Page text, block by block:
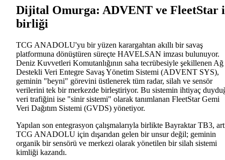
Dijital Omurga: ADVENT ve FleetStar
birliği
TCG ANADOLU'yu bir yüzen karargahtan akıllı bir savaş
platformuna dönüştüren süreçte HAVELSAN imzası bulunuyor.
Deniz Kuvvetleri Komutanlığının saha tecrübesiyle şekillenen Ağ
Destekli Veri Entegre Savaş Yönetim Sistemi (ADVENT SYS),
geminin "beyni" görevini üstlenerek tüm radar, silah ve sensör
verilerini tek bir merkezde birleştiriyor. Bu sistemin ihtiyaç
veri trafiğini ise "sinir sistemi" olarak tanımlanan FleetStar Gemi
Veri Dağıtım Sistemi (GVDS) yönetiyor.
Yapılan son entegrasyon çalışmalarıyla birlikte Bayraktar TB3,
TCG ANADOLU için dışarıdan gelen bir unsur değil; geminin
organik bir sensörü ve merkezi olarak yönetilen bir silah sistemi
kimliği kazandı.